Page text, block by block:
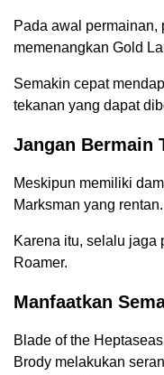
Pada awal permainan,
memenangkan Gold
Semakin cepat
tekanan yang dapat
Jangan Bermain
Meskipun memiliki
Marksman yang rentan.
Karena itu, selalu jaga
Roamer.
Manfaatkan
Blade of the
Brody melakukan